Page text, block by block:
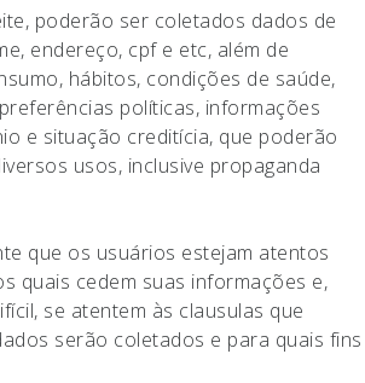
poderão ser coletados dados de
endereço, cpf e etc, além de
hábitos, condições de saúde,
políticas, informações
e situação creditícia, que poderão
usos, inclusive propaganda
que os usuários estejam atentos
quais cedem suas informações e,
se atentem às clausulas que
serão coletados e para quais fins